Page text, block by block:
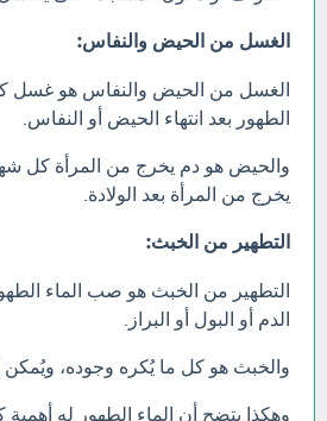
الغسل من الحيض والنفاس:
الغسل من الحيض والنفاس هو غسل
الطهور بعد انتهاء الحيض أو النفاس.
والحيض هو دم يخرج من المرأة كل
يخرج من المرأة بعد الولادة.
التطهير من الخبث:
التطهير من الخبث هو صب الماء
الدم أو البول أو البراز.
والخبث هو كل ما يُكره وجوده، ويُمكن
وهكذا يتضح أن الماء الطهور له